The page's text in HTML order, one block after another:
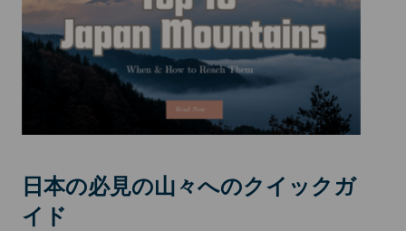
日本の必見の山々へのクイックガ
イド